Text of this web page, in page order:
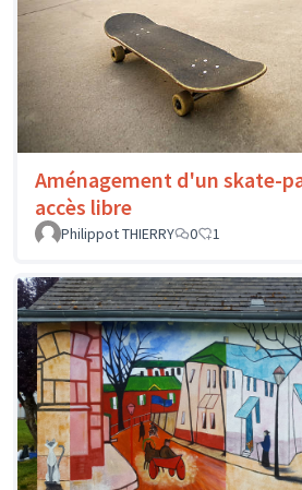
Aménagement d'un skate-
accès libre
Philippot THIERRY
0 1